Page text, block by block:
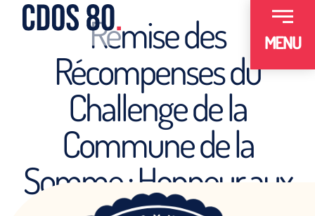
MENU
Remise des
Récompenses du
Challenge de la
Commune de la
Somme : Honneur aux